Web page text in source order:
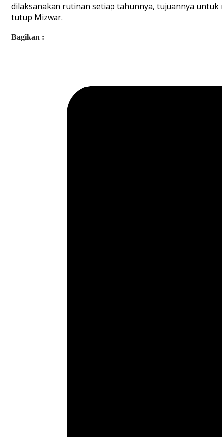
dilaksanakan rutinan setiap tahunnya, tujuannya untuk
tutup Mizwar.
Bagikan :